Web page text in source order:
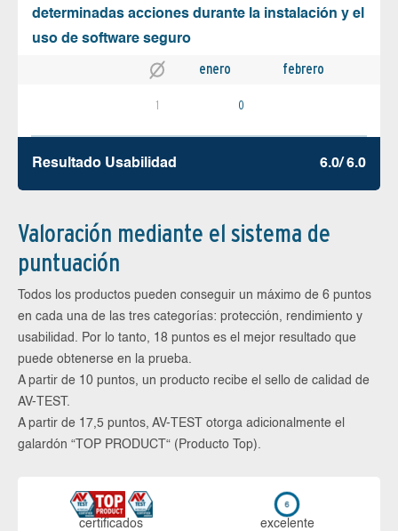
determinadas acciones durante la instalación y el
uso de software seguro
enero febrero
1 0
Resultado Usabilidad 6.0/ 6.0
Valoración mediante el sistema de
puntuación
Todos los productos pueden conseguir un máximo de 6 puntos
en cada una de las tres categorías: protección, rendimiento y
usabilidad. Por lo tanto, 18 puntos es el mejor resultado que
puede obtenerse en la prueba.
A partir de 10 puntos, un producto recibe el sello de calidad de
AV-TEST.
A partir de 17,5 puntos, AV-TEST otorga adicionalmente el
galardón “TOP PRODUCT“ (Producto Top).
certi­ficados ex­ce­len­te